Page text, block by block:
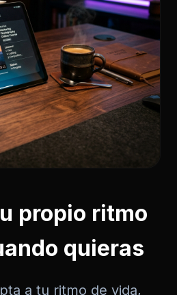
propio ritmo
quieras
a tu ritmo de vida,